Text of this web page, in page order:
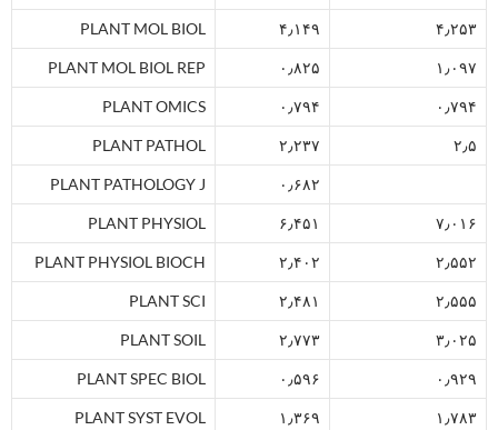
۴٫۲۵۳ ۴٫۱۴۹ PLANT MOL BIOL
۱٫۰۹۷ ۰٫۸۲۵ PLANT MOL BIOL REP
۰٫۷۹۴ ۰٫۷۹۴ PLANT OMICS
۲٫۵ ۲٫۲۳۷ PLANT PATHOL
۰٫۶۸۲ PLANT PATHOLOGY J
۷٫۰۱۶ ۶٫۴۵۱ PLANT PHYSIOL
۲٫۵۵۲ ۲٫۴۰۲ PLANT PHYSIOL BIOCH
۲٫۵۵۵ ۲٫۴۸۱ PLANT SCI
۳٫۰۲۵ ۲٫۷۷۳ PLANT SOIL
۰٫۹۲۹ ۰٫۵۹۶ PLANT SPEC BIOL
۱٫۷۸۳ ۱٫۳۶۹ PLANT SYST EVOL